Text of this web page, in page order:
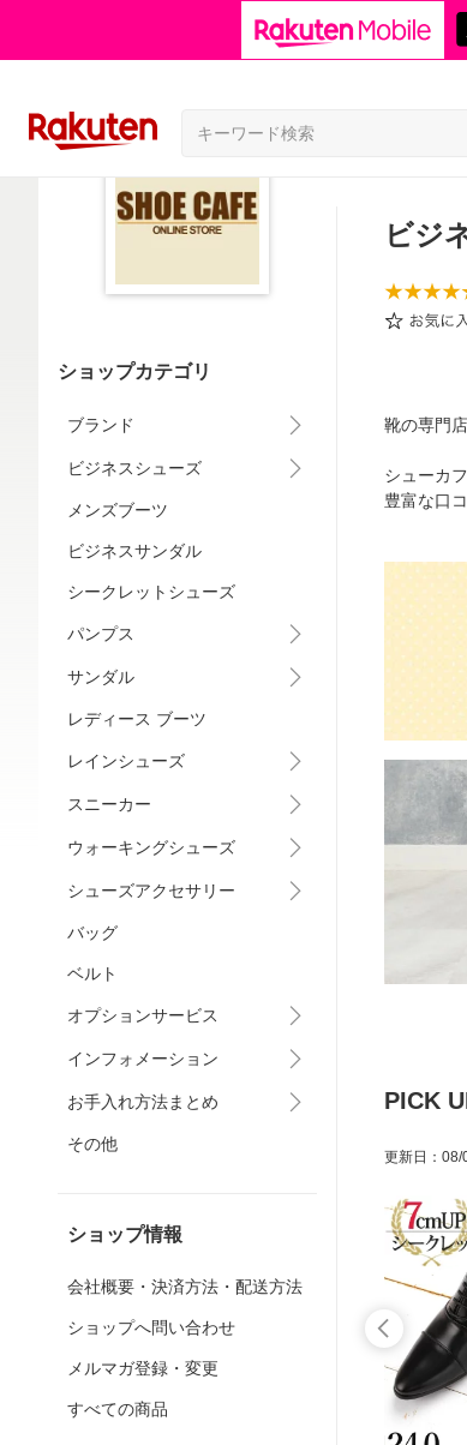
ショップカテゴリ
ブランド
ビジネスシューズ
メンズブーツ
ビジネスサンダル
シークレットシューズ
パンプス
サンダル
レディース ブーツ
レインシューズ
スニーカー
ウォーキングシューズ
シューズアクセサリー
バッグ
ベルト
オプションサービス
インフォメーション
お手入れ方法まとめ
その他
ショップ情報
会社概要・決済方法・配送方法
ショップへ問い合わせ
メルマガ登録・変更
すべての商品
ビジ
靴の専門
シューカ
豊富な口
PICK
更新日 ： 08/